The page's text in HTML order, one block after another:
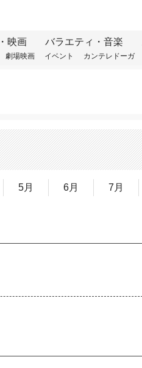
映画 バラエティ・音楽
劇場映画 イベント カンテレドーガ
5月 6月 7月